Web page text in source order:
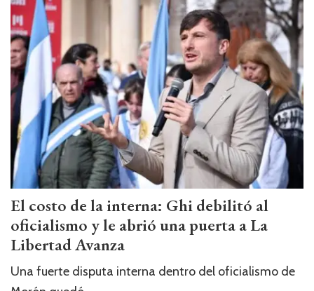
El costo de la interna: Ghi debilitó al
oficialismo y le abrió una puerta a La
Libertad Avanza
Una fuerte disputa interna dentro del oficialismo de